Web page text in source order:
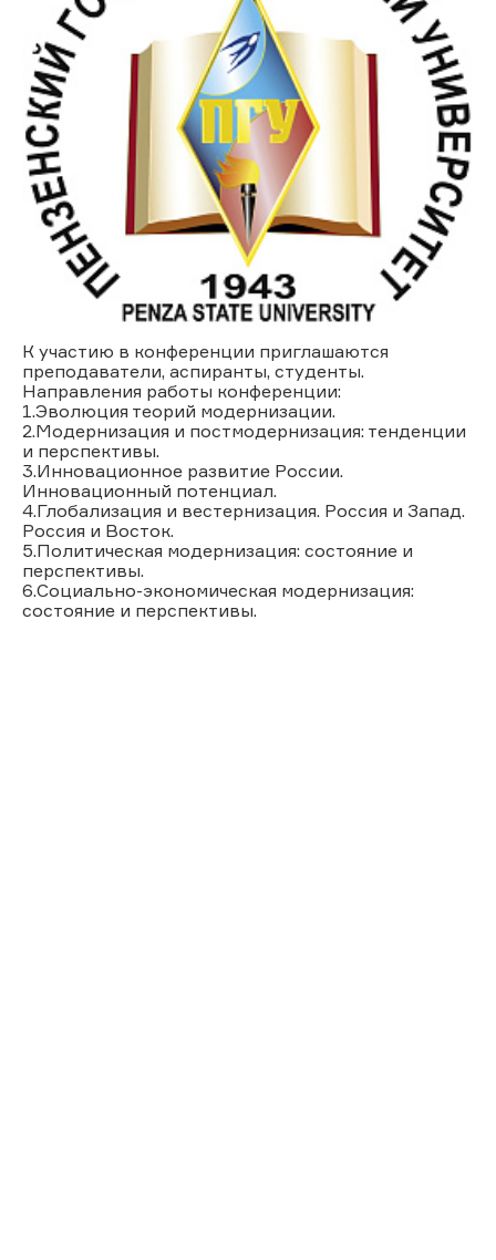
К участию в конференции приглашаются
преподаватели, аспиранты, студенты.
Направления работы конференции:
1.Эволюция теорий модернизации.
2.Модернизация и постмодернизация: тенденции
и перспективы.
3.Инновационное развитие России.
Инновационный потенциал.
4.Глобализация и вестернизация. Россия и Запад.
Россия и Восток.
5.Политическая модернизация: состояние и
перспективы.
6.Социально-экономическая модернизация:
состояние и перспективы.